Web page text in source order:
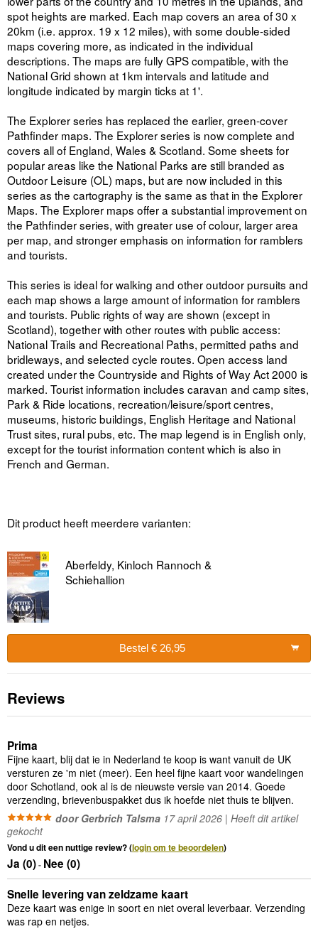
spot heights are marked. Each map covers an area of 30 x
20km (i.e. approx. 19 x 12 miles), with some double-sided
maps covering more, as indicated in the individual
descriptions. The maps are fully GPS compatible, with the
National Grid shown at 1km intervals and latitude and
longitude indicated by margin ticks at 1'.
The Explorer series has replaced the earlier, green-cover
Pathfinder maps. The Explorer series is now complete and
covers all of England, Wales & Scotland. Some sheets for
popular areas like the National Parks are still branded as
Outdoor Leisure (OL) maps, but are now included in this
series as the cartography is the same as that in the Explorer
Maps. The Explorer maps offer a substantial improvement on
the Pathfinder series, with greater use of colour, larger area
per map, and stronger emphasis on information for ramblers
and tourists.
This series is ideal for walking and other outdoor pursuits and
each map shows a large amount of information for ramblers
and tourists. Public rights of way are shown (except in
Scotland), together with other routes with public access:
National Trails and Recreational Paths, permitted paths and
bridleways, and selected cycle routes. Open access land
created under the Countryside and Rights of Way Act 2000 is
marked. Tourist information includes caravan and camp sites,
Park & Ride locations, recreation/leisure/sport centres,
museums, historic buildings, English Heritage and National
Trust sites, rural pubs, etc. The map legend is in English only,
except for the tourist information content which is also in
French and German.
Dit product heeft meerdere varianten:
Aberfeldy, Kinloch Rannoch &
Schiehallion
Bestel € 26,95
Reviews
Prima
Fijne kaart, blij dat ie in Nederland te koop is want vanuit de UK
versturen ze 'm niet (meer). Een heel fijne kaart voor wandelingen
door Schotland, ook al is de nieuwste versie van 2014. Goede
verzending, brievenbuspakket dus ik hoefde niet thuis te blijven.
door Gerbrich Talsma 17 april 2026 | Heeft dit artikel
gekocht
Vond u dit een nuttige review? (login om te beoordelen)
Ja (0)- Nee (0)
Snelle levering van zeldzame kaart
Deze kaart was enige in soort en niet overal leverbaar. Verzending
was rap en netjes.